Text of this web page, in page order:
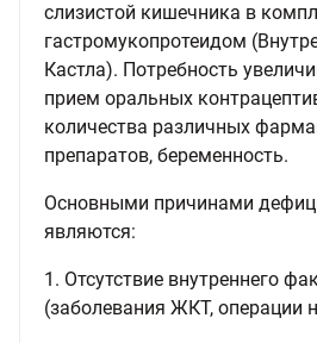
слизистой кишечника в
гастромукопротеидом
Кастла). Потребность
прием оральных
количества различных
препаратов, беременность.
Основными причинами
являются:
1. Отсутствие внутреннего
(заболевания ЖКТ, операции